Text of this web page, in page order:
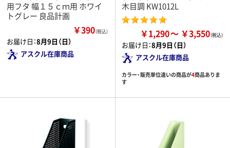
用フタ 幅１５ｃｍ用 ホワイ
トグレー 良品計画
￥390（税込）
お届け日：8月9日（日）
アスクル在庫商品
木目調 KW1012L
￥1,290 ￥3,550
お届け日：8月9日（日）
アスクル在庫商品
カラー・販売単位違いの商品が4商品ありま
す